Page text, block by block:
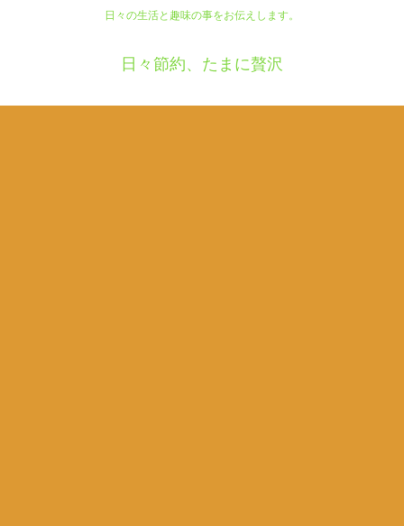
日々の生活と趣味の事をお伝えします。
日々節約、たまに贅沢